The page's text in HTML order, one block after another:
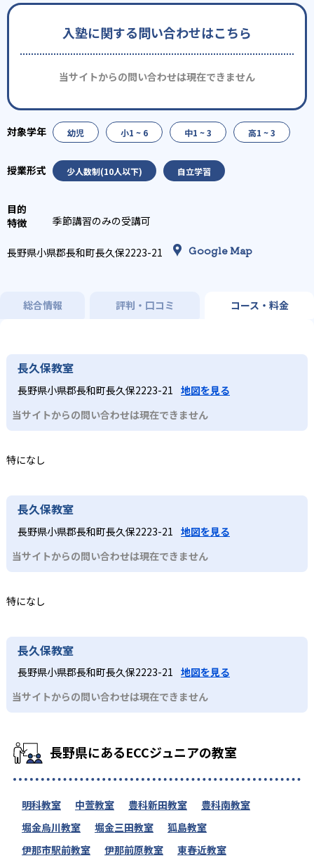
入塾に関する問い合わせはこちら
当サイトからの問い合わせは現在できません
幼児 小1 ~ 6 中1 ~ 3 高1 ~ 3
少人数制(10人以下) 自立学習
季節講習のみの受講可
長野県小県郡長和町長久保2223-21 Google Map
総合情報 評判・口コミ コース・料金
長久保教室
長野県小県郡長和町長久保2223-21 地図を見る
当サイトからの問い合わせは現在できません
特になし
長久保教室
長野県小県郡長和町長久保2223-21 地図を見る
当サイトからの問い合わせは現在できません
特になし
長久保教室
長野県小県郡長和町長久保2223-21 地図を見る
当サイトからの問い合わせは現在できません
長野県にあるECCジュニアの教室
明科教室 中萱教室 豊科新田教室
豊科南教室
堀金烏川教室
堀金三田教室
狐島教室
伊那市駅前教室
伊那前原教室 東春近教室